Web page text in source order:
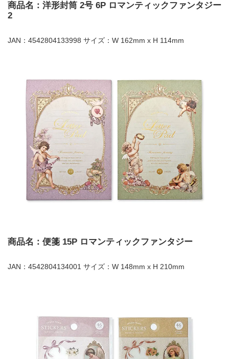
商品名：洋形封筒 2号 6P ロマンティックファンタジー
2
JAN：4542804133998 サイズ：W 162mm x H 114mm
商品名：便箋 15P ロマンティックファンタジー
JAN：4542804134001 サイズ：W 148mm x H 210mm